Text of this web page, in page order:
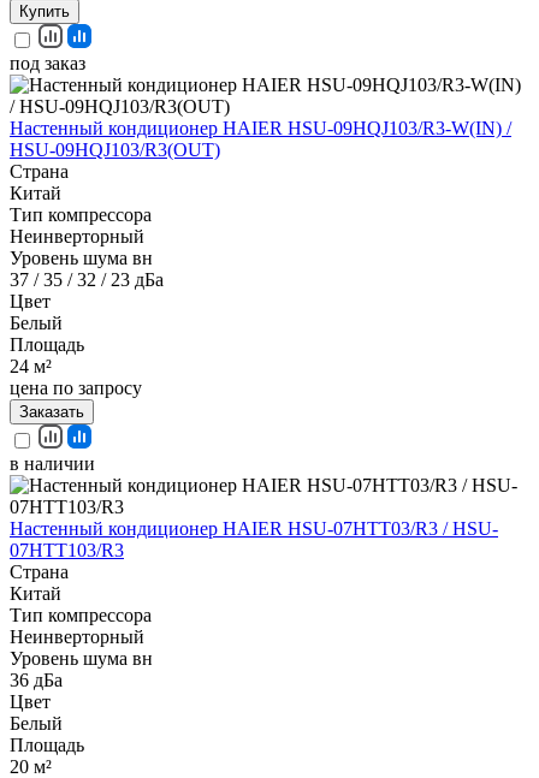
Купить
под заказ
Настенный кондиционер HAIER HSU-09HQJ103/R3-W(IN) /
HSU-09HQJ103/R3(OUT)
Страна
Китай
Тип компрессора
Неинверторный
Уровень шума вн
37 / 35 / 32 / 23 дБа
Цвет
Белый
Площадь
24 м²
цена по запросу
Заказать
в наличии
Настенный кондиционер HAIER HSU-07HTT03/R3 / HSU-
07HTT103/R3
Страна
Китай
Тип компрессора
Неинверторный
Уровень шума вн
36 дБа
Цвет
Белый
Площадь
20 м²